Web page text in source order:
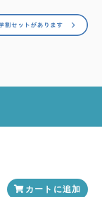
カートに追加